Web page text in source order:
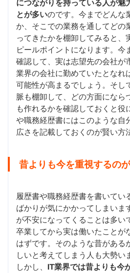
につながりを持っている人が魅
とが多いのです。今までどんな
か、そこでの業務を通してどの
ってきたかを棚卸してみると、
ピールポイントになります。今
確認して、実は志望先の会社が
業界の会社に勤めていたとなれ
可能性が高まるでしょう。そし
脈も棚卸して、どの方面になら
も作れるかを確認しておくと役
や職務経歴書にはこのような自
広さを記載しておくのが賢い方
昔よりも今を重視するの
履歴書や職務経歴書を書いてい
ばかりが気にかかってしまいま
が不安になってくることは多い
卒業してから実は働いたことが
はずです。そのような昔がある
しいと考えてしまう人も大勢い
しかし、 IT業界では昔よりも今